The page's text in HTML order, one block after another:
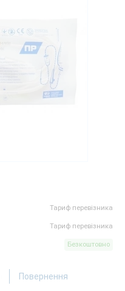
Тариф перевізника
Тариф перевізника
Безкоштовно
Повернення